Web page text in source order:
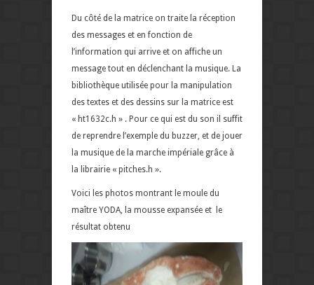
Du côté de la matrice on traite la réception
des messages et en fonction de
l’information qui arrive et on affiche un
message tout en déclenchant la musique. La
bibliothèque utilisée pour la manipulation
des textes et des dessins sur la matrice est
« ht1632c.h » . Pour ce qui est du son il suffit
de reprendre l’exemple du buzzer, et de jouer
la musique de la marche impériale grâce à
la librairie « pitches.h ».
Voici les photos montrant le moule du
maître YODA, la mousse expansée et le
résultat obtenu